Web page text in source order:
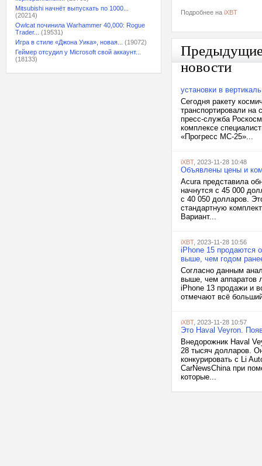
Mitsubishi начнёт выпускать по 1000...
(20214)
Owlcat починила Warhammer 40,000: Rogue
Trader...
(19531)
Игра в стиле «Джона Уика», новая...
(19072)
Геймер отсудил у Microsoft свой аккаунт...
(18133)
Подробнее на iXBT
новости
установки в
Сегодня ракету
транспортировали на
пресс-служба
комплексе
«Прогресс МС-25»...
iXBT, 2023-11-28 10:48
Объявлены цены и
Acura представила
начнутся с 45 000
с 40 050 долларов.
стандартную
Вариант...
iXBT, 2023-11-28 10:56
iPhone 15 продаются
выше, чем годом
Согласно данным
выше, чем аппаратов
iPhone 13 продажи и
отмечают всё
iXBT, 2023-11-28 10:57
Это Haval Veyron.
Внедорожник Haval
28 тысяч долларов.
конкурировать с Li
CarNewsChina при
которые...